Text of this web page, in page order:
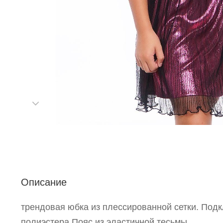
Описание
трендовая юбка из плессированной сетки.